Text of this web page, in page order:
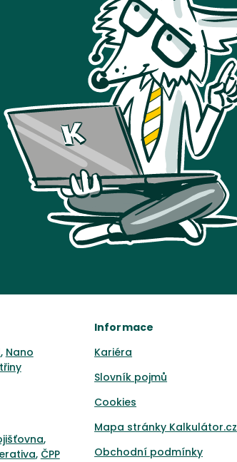
, Nano
,
, ČPP
Informace
Kariéra
Slovník pojmů
Cookies
Mapa stránky Kalkulátor.cz
Obchodní podmínky